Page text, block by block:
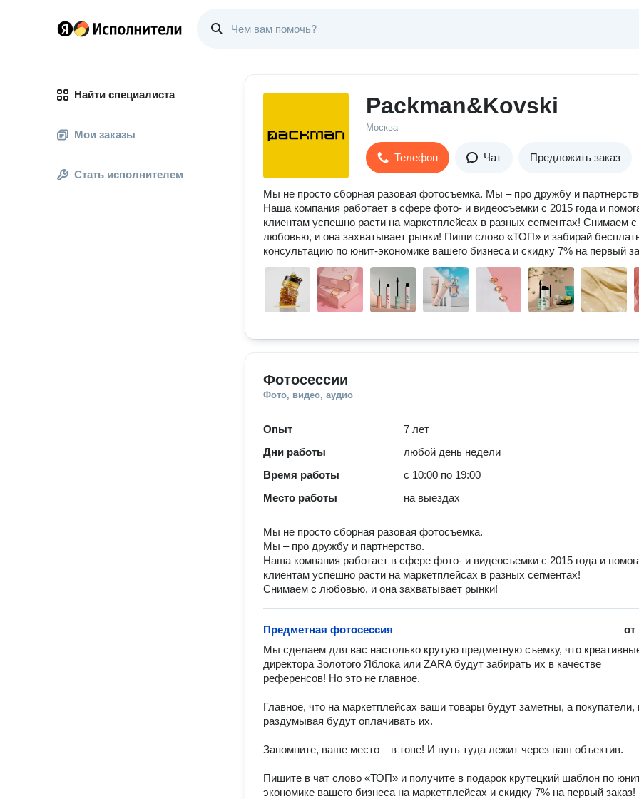
Найти специалиста
Мои заказы
Стать исполнителем
Packman&Kovski
Москва
Телефон Чат Предложить заказ
Мы не просто сборная разовая фотосъемка. Мы – про дружбу и
Наша компания работает в сфере фото- и видеосъемки с 2015 года и
клиентам успешно расти на маркетплейсах в разных сегментах! Снимаем с
любовью, и она захватывает рынки! Пиши слово «ТОП» и забирай
консультацию по юнит-экономике вашего бизнеса и скидку 7% на первый
Фотосессии
Фото, видео, аудио
Опыт
7 лет
Дни работы
любой день недели
Время работы
с 10:00 по 19:00
Место работы
на выездах
Мы не просто сборная разовая фотосъемка.
Мы – про дружбу и партнерство.
Наша компания работает в сфере фото- и видеосъемки с 2015 года и
клиентам успешно расти на маркетплейсах в разных сегментах!
Снимаем с любовью, и она захватывает рынки!
от
Предметная фотосессия
Мы сделаем для вас настолько крутую предметную съемку, что
директора Золотого Яблока или ZARA будут забирать их в качестве
референсов! Но это не главное.
Главное, что на маркетплейсах ваши товары будут заметны, а покупатели,
раздумывая будут оплачивать их.
Запомните, ваше место – в топе! И путь туда лежит через наш объектив.
Пишите в чат слово «ТОП» и получите в подарок крутецкий шаблон по
экономике вашего бизнеса на маркетплейсах и скидку 7% на первый заказ!